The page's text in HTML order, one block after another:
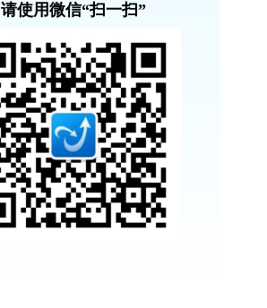
请使用微信“扫一扫”